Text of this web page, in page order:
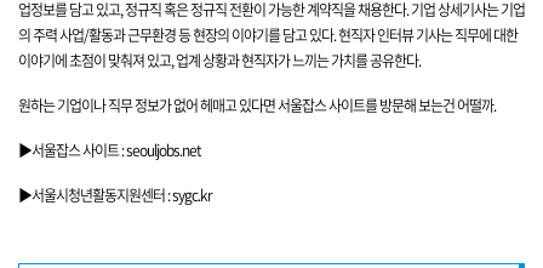
업정보를 담고 있고, 정규직 혹은 정규직 전환이 가능한 계약직을 채용한다. 기업상세기사는 기업
의 주력 사업/활동과 근무환경 등 현장의 이야기를 담고 있다. 현직자 인터뷰 기사는 직무에 대한
이야기에 초점이 맞춰져 있고, 업계 상황과 현직자가 느끼는 가치를 공유한다.
원하는 기업이나 직무 정보가 없어 헤매고 있다면 서울잡스 사이트를 방문해 보는건 어떨까.
▶서울잡스 사이트:seouljobs.net
▶서울시청년활동지원센터:sygc.kr